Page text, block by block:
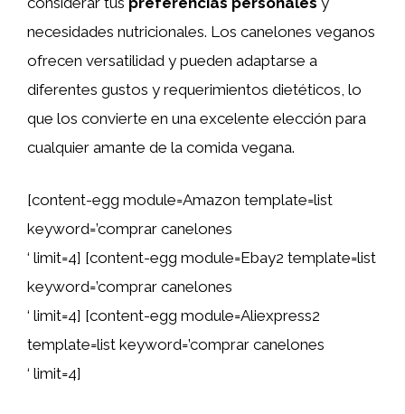
necesidades nutricionales. Los canelones veganos
ofrecen versatilidad y pueden adaptarse a
diferentes gustos y requerimientos dietéticos, lo
que los convierte en una excelente elección para
cualquier amante de la comida vegana.
[content-egg module=Amazon template=list
keyword=’comprar canelones
‘ limit=4] [content-egg module=Ebay2 template=list
keyword=’comprar canelones
‘ limit=4] [content-egg module=Aliexpress2
template=list keyword=’comprar canelones
‘ limit=4]